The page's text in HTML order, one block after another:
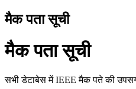
मैक पता सूची
मैक पता सूची
सभी डेटाबेस में IEEE मैक पते की